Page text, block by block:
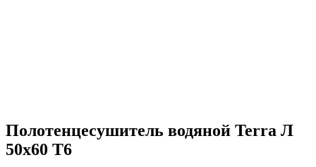
Полотенцесушитель водяной Terra Л
50х60 Т6